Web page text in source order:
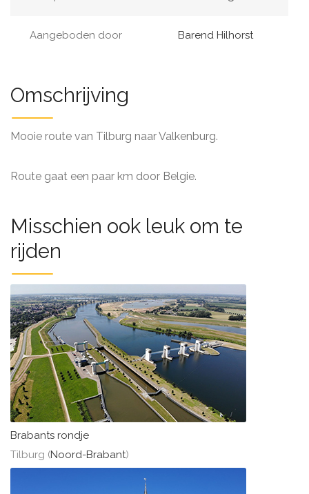
Aangeboden door Barend Hilhorst
Omschrijving
Mooie route van Tilburg naar Valkenburg.
Route gaat een paar km door Belgie.
Misschien ook leuk om te
rijden
Brabants rondje
Tilburg (Noord-Brabant)